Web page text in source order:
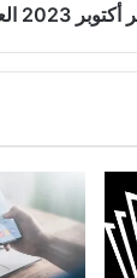
التنازلي